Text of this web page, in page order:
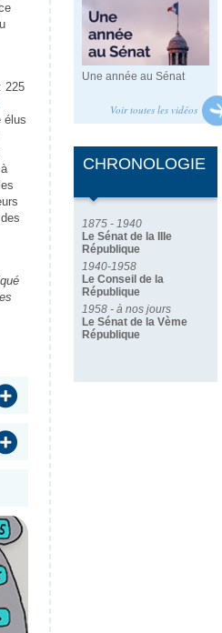
225
élus
Une année au Sénat
Voir toutes les vidéos
CHRONOLOGIE
1875 - 1940
Le Sénat de la IIIe
République
1940-1958
Le Conseil de la
République
1958 - à nos jours
Le Sénat de la Vème
République